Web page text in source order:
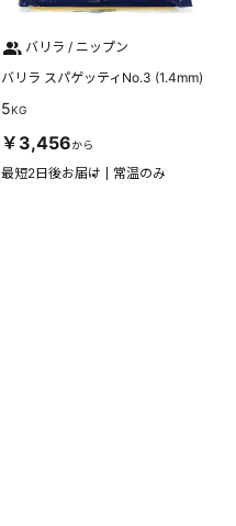
バリラ / ニップン
バリラ スパゲッティNo.3 (1.4mm)
5KG
￥3,456から
最短2日後お届け 常温のみ